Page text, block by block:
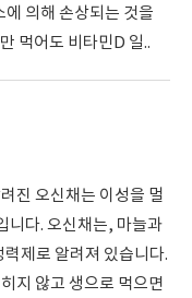
의해 손상되는 것을
먹어도 비타민D 일..
진 오신채는 이성을 멀
니다. 오신채는, 마늘과
제로 알려져 있습니다.
지 않고 생으로 먹으면